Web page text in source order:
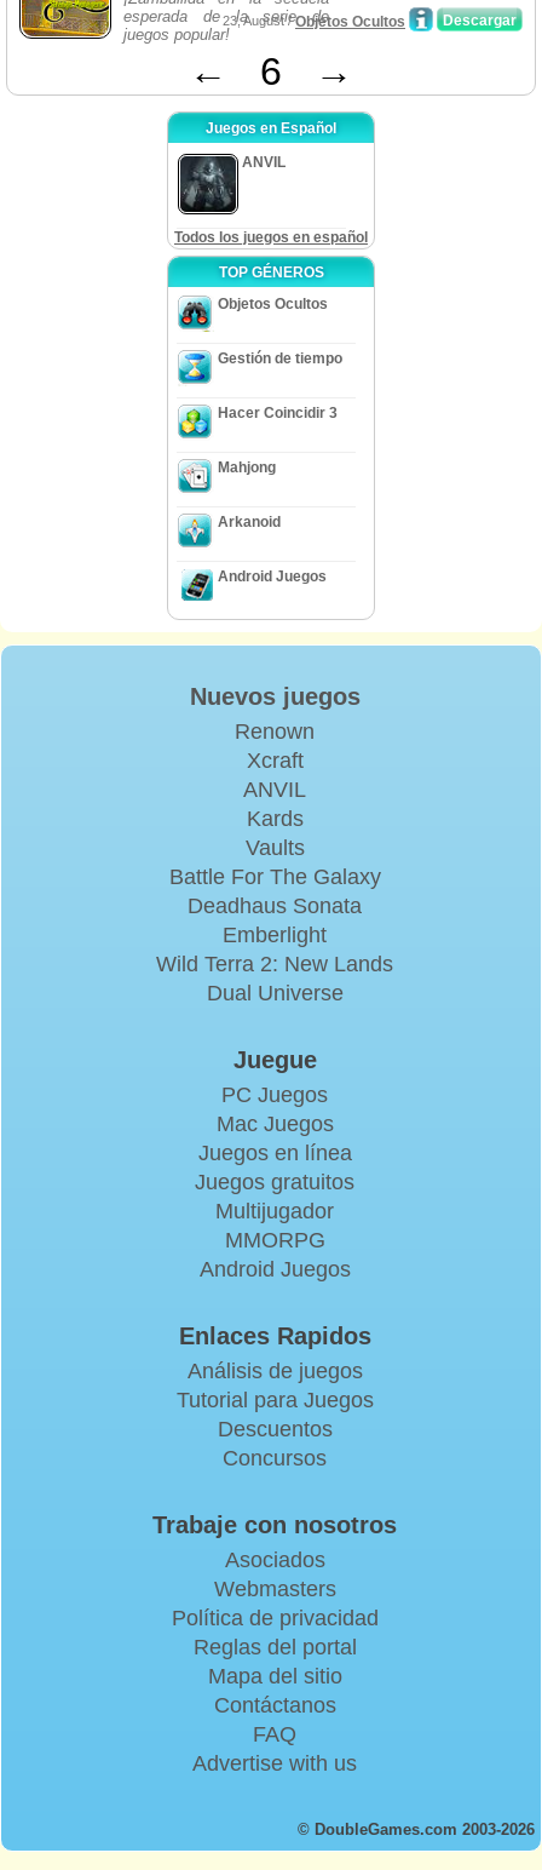
esperada de la serie de
juegos popular!
Descargar
23, August /Objetos Ocultos
← 6 →
Juegos en Español
ANVIL
Todos los juegos en español
TOP GÉNEROS
Objetos Ocultos
Gestión de tiempo
Hacer Coincidir 3
Mahjong
Arkanoid
Android Juegos
Nuevos juegos
Renown
Xcraft
ANVIL
Kards
Vaults
Battle For The Galaxy
Deadhaus Sonata
Emberlight
Wild Terra 2: New Lands
Dual Universe
Juegue
PC Juegos
Mac Juegos
Juegos en línea
Juegos gratuitos
Multijugador
MMORPG
Android Juegos
Enlaces Rapidos
Análisis de juegos
Tutorial para Juegos
Descuentos
Concursos
Trabaje con nosotros
Asociados
Webmasters
Política de privacidad
Reglas del portal
Mapa del sitio
Contáctanos
FAQ
Advertise with us
© DoubleGames.com 2003-2026